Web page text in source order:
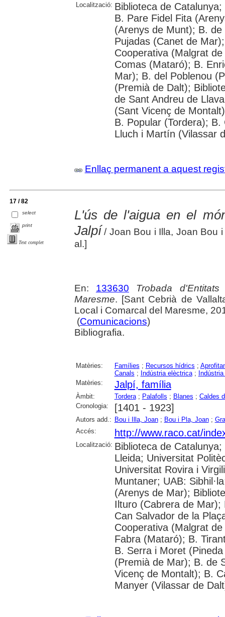
Localització: Biblioteca de
B. Pare Fidel Fita
(Arenys de Munt); B.
Pujadas (Canet de
Cooperativa (Malgrat
Comas (Mataró); B.
Mar); B. del Poblenou
(Premià de Dalt);
de Sant Andreu de
(Sant Vicenç de
B. Popular (Tordera);
Lluch i Martín (Vilassar
Enllaç permanent a aquest
17 / 82
select
print
Text complet
L'ús de l'aigua en el
Jalpí / Joan Bou i Illa, Joan Bou
al.]
En: 133630
Trobada
Maresme. [Sant Cebrià de
Local i Comarcal del Maresme,
(Comunicacions)
Bibliografia.
Matèries: Famílies ; Recursos hídrics ;
Canals ; Indústria elèctrica;
Matèries:
Jalpí, família
Àmbit: Tordera; Palafolls ; Blanes ; Caldes
Cronologia:
[1401 - 1923]
Autors add.: Bou i Illa, Joan; Bou i Pla, Joan;
Accés:
http://www.raco.cat/
Localització: Biblioteca de
Lleida; Universitat
Universitat Rovira i
Muntaner; UAB:
(Arenys de Mar);
Ilturo (Cabrera de Mar);
Can Salvador de la
Cooperativa (Malgrat
Fabra (Mataró); B.
B. Serra i Moret
(Premià de Mar); B. de
Vicenç de Montalt); B.
Manyer (Vilassar de